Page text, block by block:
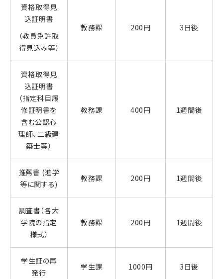
資格取得見
込証明書
（教員免許取
得見込み等）
教務課 200円 3日後
資格取得見
込証明書
（指定科目履
修証明書を
含む公認心
理師、二級建
築士等）
教務課 400円 1週間後
推薦書 (進学
等に関する)
教務課 200円 1週間後
調査書（各大
学院の指定
様式）
教務課 200円 1週間後
学生証の再
発行
学生課 1000円 3日後